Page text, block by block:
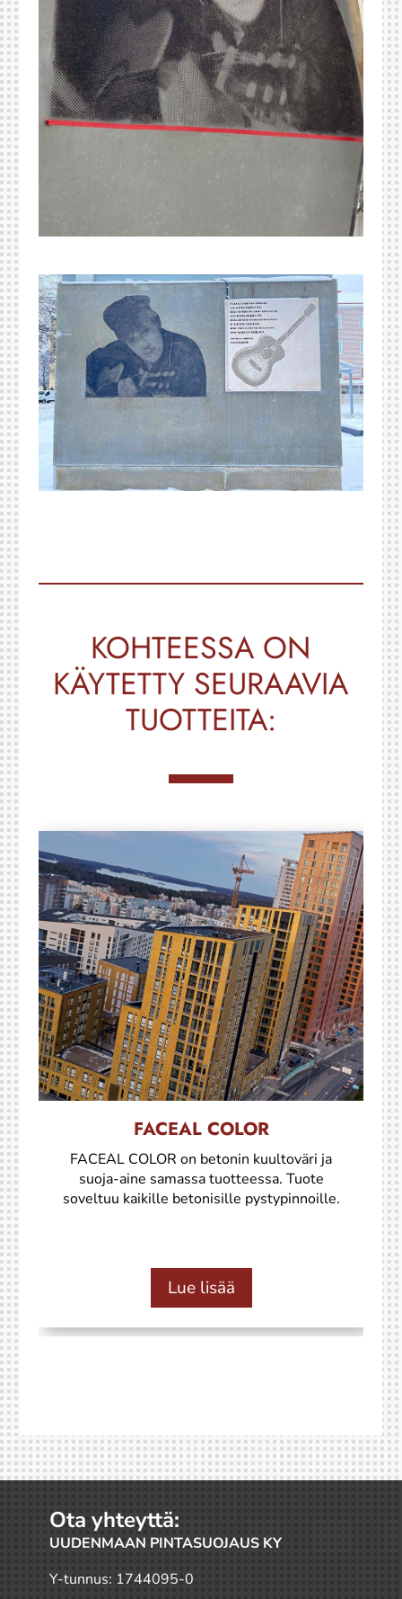
KOHTEESSA ON
KÄYTETTY SEURAAVIA
TUOTTEITA:
FACEAL COLOR
FACEAL COLOR on betonin kuultoväri ja
suoja-aine samassa tuotteessa. Tuote
soveltuu kaikille betonisille pystypinnoille.
Lue lisää
Ota yhteyttä:
UUDENMAAN PINTASUOJAUS KY
Y-tunnus: 1744095-0